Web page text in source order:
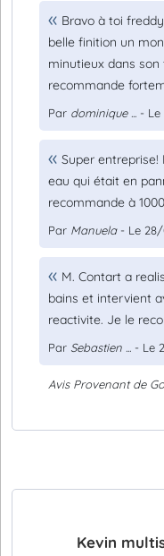
Bravo à toi
belle finition un
minutieux dans
recommande
Par dominique ... - Le
Super
eau qui était en
recommande à
Par Manuela- Le 28/
M. Contart a
bains et intervient
reactivite. Je le
Par Sebastien ... - Le
Avis Provenant de
Kevin